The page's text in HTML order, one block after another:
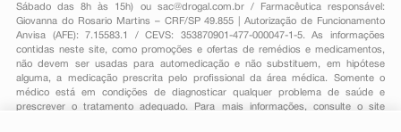
Sábado das 8h às 15h) ou sac@drogal.com.br/ Farmacêutica responsável:
Giovanna do Rosario Martins – CRF/SP 49.855 | Autorização de Funcionamento
Anvisa (AFE): 7.15583.1 / CEVS: 353870901-477-000047-1-5. As informações
contidas neste site, como promoções e ofertas de remédios e medicamentos,
não devem ser usadas para automedicação e não substituem, em hipótese
alguma, a medicação prescrita pelo profissional da área médica. Somente o
médico está em condições de diagnosticar qualquer problema de saúde e
prescrever o tratamento adequado. Para mais informações, consulte o site